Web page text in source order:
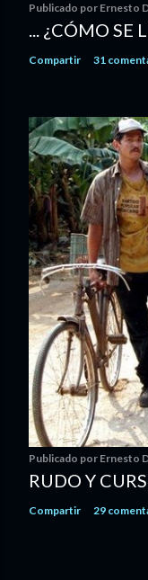
Publicado por Ernesto
... ¿CÓMO SE
Compartir 31
Publicado por Ernesto
RUDO Y
Compartir 29